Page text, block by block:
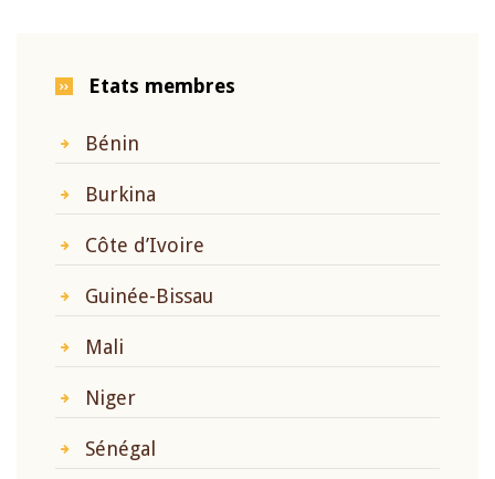
Etats membres
Bénin
Burkina
Côte d’Ivoire
Guinée-Bissau
Mali
Niger
Sénégal